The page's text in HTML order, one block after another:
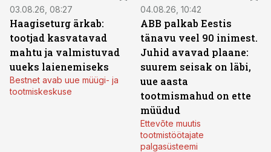
03.08.26, 08:27
Haagiseturg ärkab:
tootjad kasvatavad
mahtu ja valmistuvad
uueks laienemiseks
Bestnet avab uue müügi- ja
tootmiskeskuse
04.08.26, 10:42
ABB palkab Eestis
tänavu veel 90 inimest.
Juhid avavad plaane:
suurem seisak on läbi,
uue aasta
tootmismahud on ette
müüdud
Ettevõte muutis
tootmistöötajate
palgasüsteemi